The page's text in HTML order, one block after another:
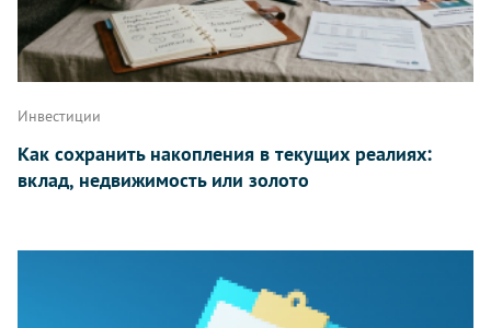
Инвестиции
Как сохранить накопления в текущих реалиях:
вклад, недвижимость или золото